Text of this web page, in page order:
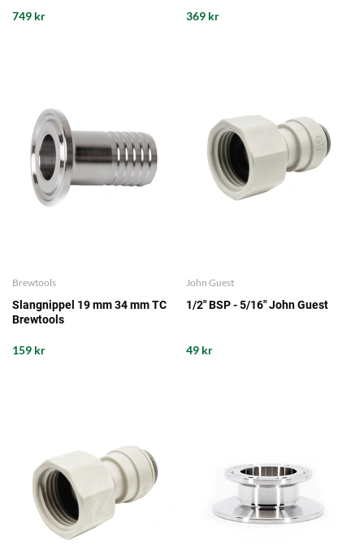
749 kr 369 kr
Brewtools
Slangnippel 19 mm 34 mm TC
Brewtools
159 kr
John Guest
1/2" BSP - 5/16" John Guest
49 kr